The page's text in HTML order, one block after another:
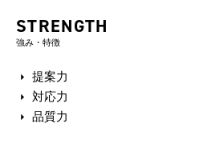
STRENGTH
強み・特徴
提案力
対応力
品質力